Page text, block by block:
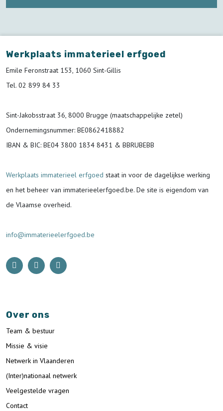
Werkplaats immaterieel erfgoed
Emile Feronstraat 153, 1060 Sint-Gillis
Tel. 02 899 84 33
Sint-Jakobsstraat 36, 8000 Brugge (maatschappelijke zetel)
Ondernemingsnummer: BE0862418882
IBAN & BIC: BE04 3800 1834 8431 & BBRUBEBB
Werkplaats immaterieel erfgoed staat in voor de dagelijkse werking
en het beheer van immaterieelerfgoed.be. De site is eigendom van
de Vlaamse overheid.
info@immaterieelerfgoed.be
Over ons
Team & bestuur
Missie & visie
Netwerk in Vlaanderen
(Inter)nationaal netwerk
Veelgestelde vragen
Contact